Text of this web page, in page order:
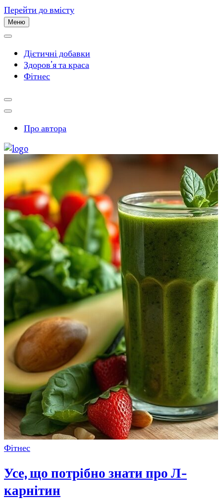
Перейти до вмісту
Меню
Дієтичні добавки
Здоров’я та краса
Фітнес
Про автора
Фітнес
Усе, що потрібно знати про Л-
карнітин